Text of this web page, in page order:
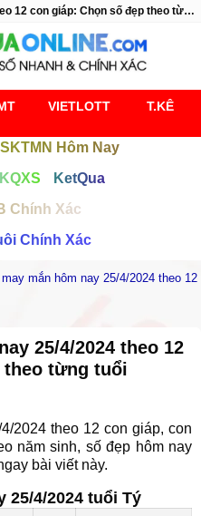
Con số may mắn hôm nay 25/4/2024 theo 12 con giáp: Chọn số đẹp theo từng tuổi
VIETLOTT T.KÊ
Hôm Nay
KQXS
KetQua
Chính Xác
Chính Xác
mắn hôm nay 25/4/2024 theo 12
25/4/2024 theo 12
theo từng tuổi
2024 theo 12 con giáp, con
năm sinh, số đẹp hôm nay
bài viết này.
25/4/2024 tuổi Tý